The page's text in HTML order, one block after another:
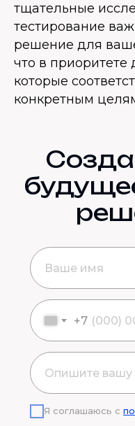
тщательные
тестирование
решение для
что в
которые
конкретным
+7
Я соглашаюсь с